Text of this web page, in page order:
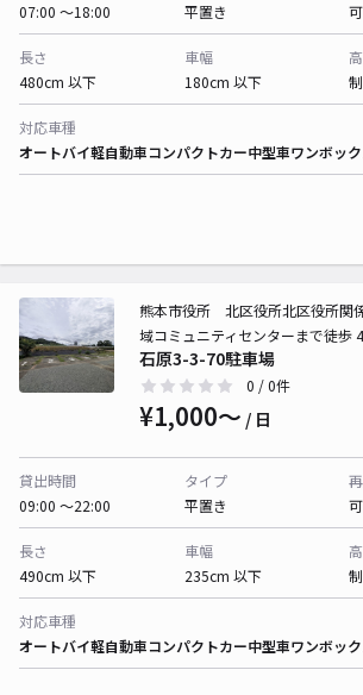
07:00 〜18:00
平置き
可
長さ
480cm 以下
車幅
180cm 以下
対応車種
オートバイ軽自動車コンパクトカー中型車ワンボッ
石原3-3-70駐車場
熊本市役所 北区役所北区役所関
域コミュニティセンターまで徒歩
0 / 0件
¥1,000〜 / 日
貸出時間
09:00 〜22:00
タイプ
平置き
可
長さ
490cm 以下
車幅
235cm 以下
対応車種
オートバイ軽自動車コンパクトカー中型車ワンボッ